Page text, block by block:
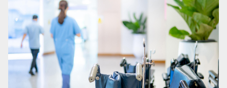
Empleo
Documentos
Publicaciones
Vídeos
Área privada